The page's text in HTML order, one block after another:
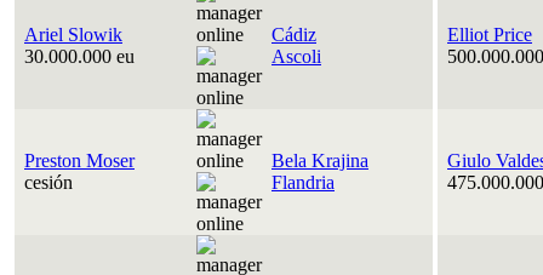
Ariel Slowik
30.000.000 eu
Cádiz
Ascoli
Elliot Price
Preston Moser
cesión
Bela Krajina
Flandria
Giulo